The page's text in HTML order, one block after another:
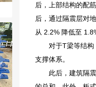
后，上部结构的配
后，通过隔震层对
从 2.2% 降低至
对于T梁等结
支撑体系。
此后，建筑隔